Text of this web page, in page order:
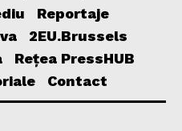
Reportaje
2EU.Brussels
Rețea PressHUB
Contact